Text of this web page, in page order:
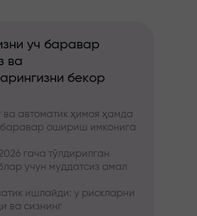
уч баравар
ва
бекор
ва автоматик ҳимоя ҳамда
ошириш имконига
гача тўлдирилган
учун муддатсиз амал
ишлайди: у рискларни
ва сизнинг